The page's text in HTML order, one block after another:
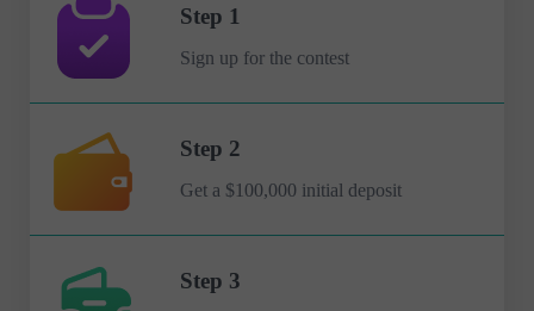
Step 1
Sign up for the contest
Step 2
Get a $100,000 initial deposit
Step 3